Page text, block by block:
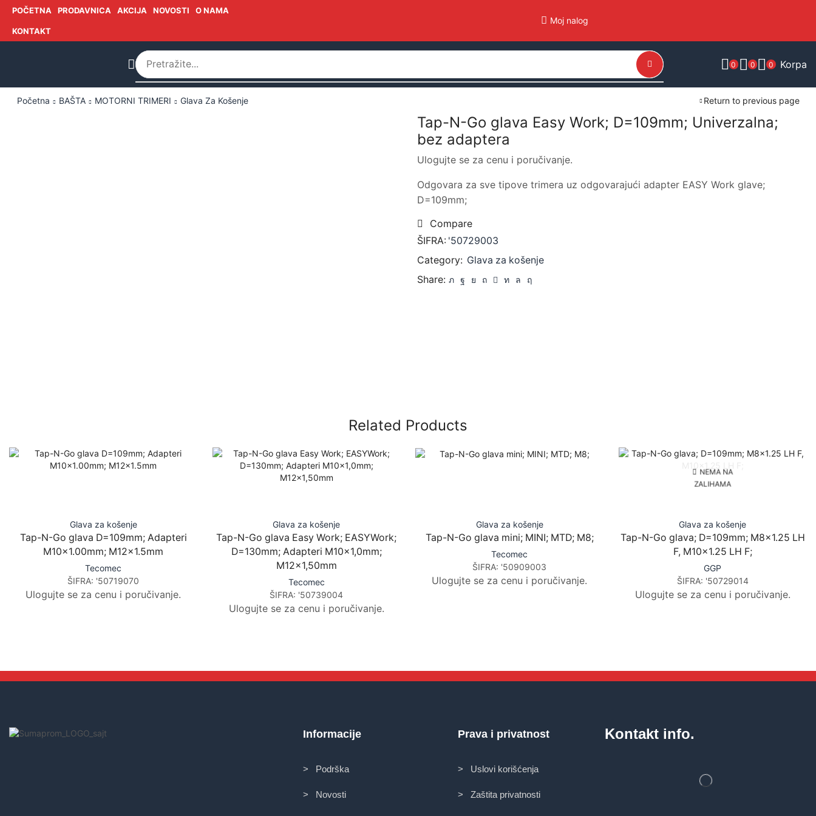
POČETNA PRODAVNICA AKCIJA NOVOSTI O NAMA
KONTAKT
Moj nalog
0 0 0 Korpa
Početna BAŠTA MOTORNI TRIMERI Glava Za Košenje Return to previous page
Tap-N-Go glava Easy Work; D=109mm; Univerzalna;
bez adaptera
Ulogujte se za cenu i poručivanje.
Odgovara za sve tipove trimera uz odgovarajući adapter EASY Work glave;
D=109mm;
Compare
ŠIFRA: '50729003
Category: Glava za košenje
Share:
Related Products
Glava za košenje
Tap-N-Go glava D=109mm; Adapteri
M10x1.00mm; M12x1.5mm
Tecomec
ŠIFRA: '50719070
Ulogujte se za cenu i poručivanje.
Glava za košenje
Tap-N-Go glava Easy Work; EASYWork;
D=130mm; Adapteri M10x1,0mm;
M12x1,50mm
Tecomec
ŠIFRA: '50739004
Ulogujte se za cenu i poručivanje.
Glava za košenje
Tap-N-Go glava mini; MINI; MTD; M8;
Tecomec
ŠIFRA: '50909003
Ulogujte se za cenu i poručivanje.
NEMA NA
ZALIHAMA
Glava za košenje
Tap-N-Go glava; D=109mm; M8x1.25 LH
F, M10x1.25 LH F;
GGP
ŠIFRA: '50729014
Ulogujte se za cenu i poručivanje.
Informacije
> Podrška
> Novosti
Prava i privatnost
> Uslovi korišćenja
> Zaštita privatnosti
Kontakt info.